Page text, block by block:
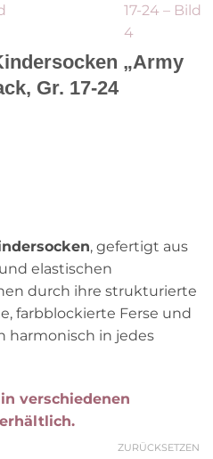
„Army
Gr. 17-24
, gefertigt aus
elastischen
durch ihre strukturierte
farbblockierte Ferse und
harmonisch in jedes
verschiedenen
ZURÜCKSETZEN